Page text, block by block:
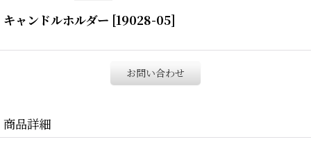
キャンドルホルダー [19028-05]
お問い合わせ
商品詳細